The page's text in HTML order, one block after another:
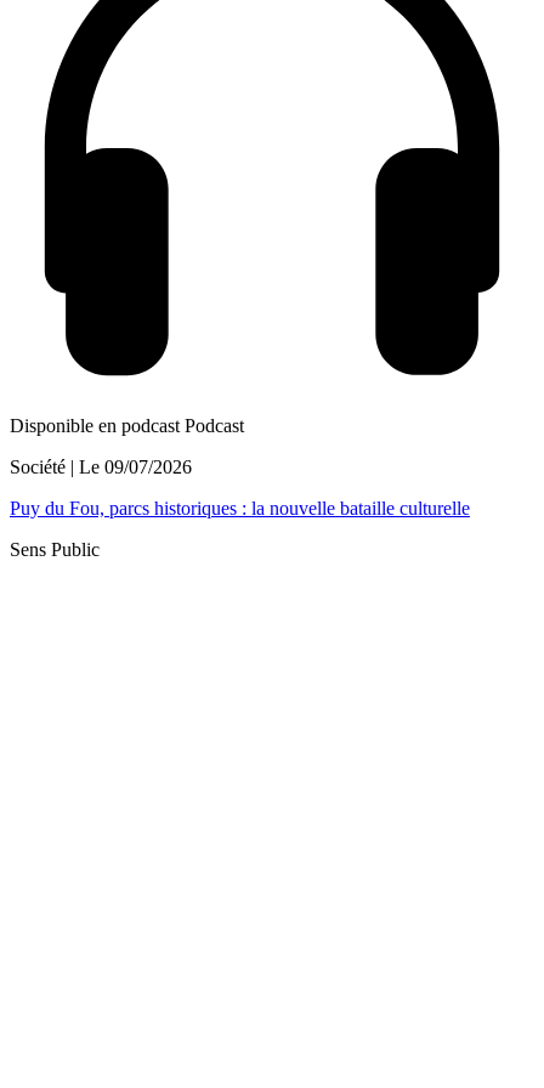
Disponible en podcast Podcast
Société | Le 09/07/2026
Puy du Fou, parcs historiques : la nouvelle bataille culturelle
Sens Public